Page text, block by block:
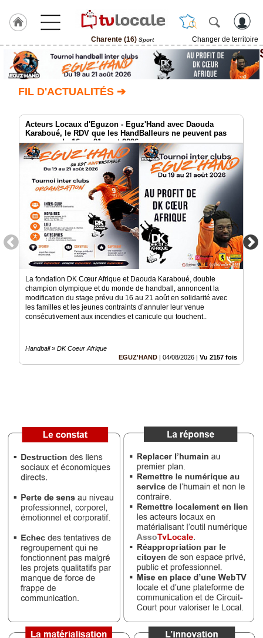
Charente (16) Sport
Changer de territoire
J'adhère
Hulcoq
ACCUEIL
TvLocale
France
Gazette
Médias
groupe
Inscription
FIL D'ACTUALITÉS ➔
Acteurs Locaux d'Eguzon - Eguz'Hand avec Daouda
Karaboué, le RDV que les HandBalleurs ne peuvent pas
manquer du 16 au 21 aout 2026
La fondation DK Cœur Afrique et Daouda Karaboué, double
champion olympique et du monde de handball, annoncent la
modification du stage prévu du 16 au 21 août en solidarité avec
les familles et les jeunes contraints d’annuler leur venue
consécutivement aux incendies et canicule qui touchent..
Handball » DK Coeur Afrique
EGUZ'HAND
04/08/2026 Vu 2157 fois